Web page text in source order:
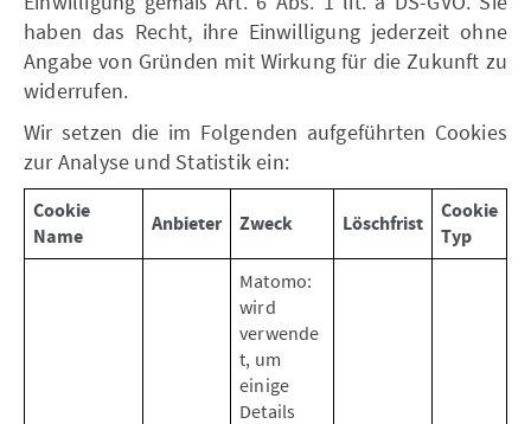
haben das Recht, ihre Einwilligung jederzeit ohne
Angabe von Gründen mit Wirkung für die Zukunft zu
widerrufen.
Wir setzen die im Folgenden aufgeführten Cookies
zur Analyse und Statistik ein:
Cookie
Name
Anbieter Zweck Löschfrist
Cookie
Typ
Matomo:
wird
verwende
t, um
einige
Details